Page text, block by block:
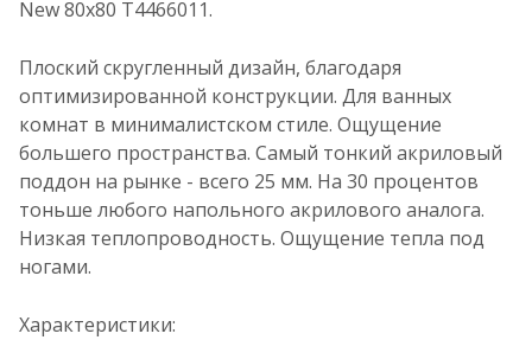
New 80х80 T4466011.
Плоский скругленный дизайн, благодаря
оптимизированной конструкции. Для ванных
комнат в минималистском стиле. Ощущение
большего пространства. Самый тонкий акриловый
поддон на рынке - всего 25 мм. На 30 процентов
тоньше любого напольного акрилового аналога.
Низкая теплопроводность. Ощущение тепла под
ногами.
Характеристики: